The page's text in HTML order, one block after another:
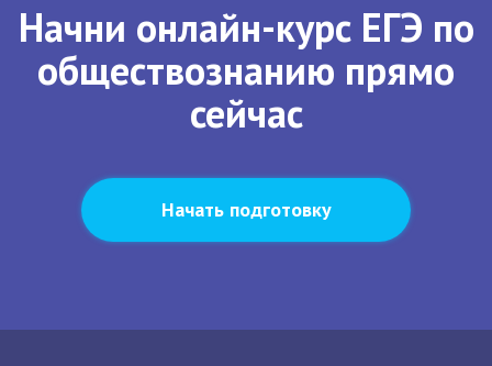
Начни онлайн-курс ЕГЭ по
обществознанию прямо
сейчас
Начать подготовку